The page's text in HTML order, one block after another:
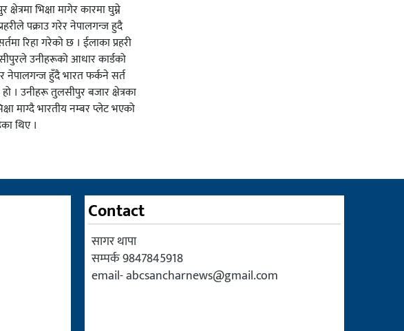
भिक्षा मागेर कारमा घुम्ने
पक्राउ गरेर नेपालगन्ज हुदै
रिहा गरेको छ । ईलाका प्रहरी
उनीहरूको आधार कार्डको
नेपालगन्ज हुँदै भारत फर्कने सर्त
। उनीहरू तुलसीपुर बजार क्षेत्रका
माग्दै भारतीय नम्बर प्लेट भएको
थिए ।
Contact
सागर थापा
सम्पर्क 9847845918
email-abcsancharnews@gmail.com